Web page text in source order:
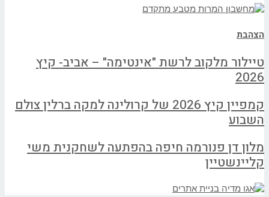
הצהבת
טיילור מלקוב לרשת "אינטימה" – אביב- קיץ
2026
קמפיין קיץ 2026 של קרולינה למקה ברלין צולם
השבוע
מלון דן פנורמה חיפה בהפתעה לשחקנית משי
קליינשטיין